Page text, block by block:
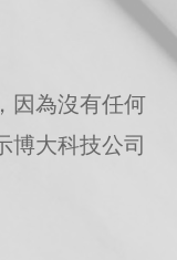
因為沒有任何
博大科技公司